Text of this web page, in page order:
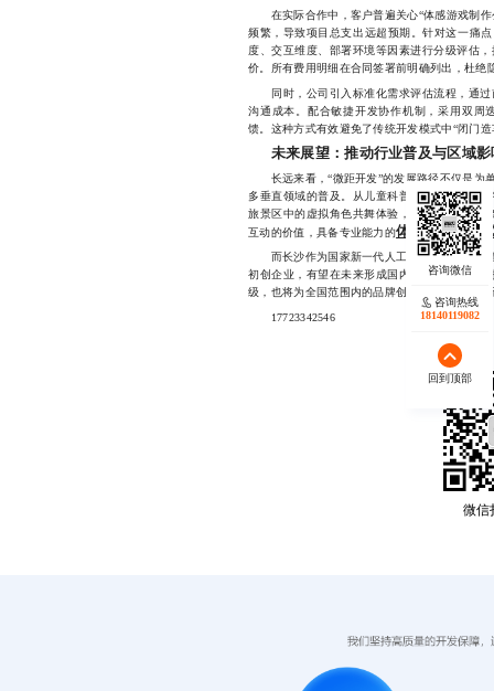
在实际合作中，客户普遍关心“体感游戏制作
频繁，导致项目总支出远超预期。针对这一痛
度、交互维度、部署环境等因素进行分级评估
价。所有费用明细在合同签署前明确列出，杜绝
同时，公司引入标准化需求评估流程，通过
沟通成本。配合敏捷开发协作机制，采用双周
馈。这种方式有效避免了传统开发模式中“闭门
未来展望：推动行业普及与区域
长远来看，“微距开发”的发展路径不仅是为
多垂直领域的普及。从儿童科普教育中的趣味
旅景区中的虚拟角色共舞体验，体感交互正展
互动的价值，具备专业能力的体感游戏制作
而长沙作为国家新一代人工智能创新发展试
初创企业，有望在未来形成国内领先的体感交
级，也将为全国范围内的品牌创新提供可复制的
17723342546
微信
咨询热线
18140119082
回到顶部